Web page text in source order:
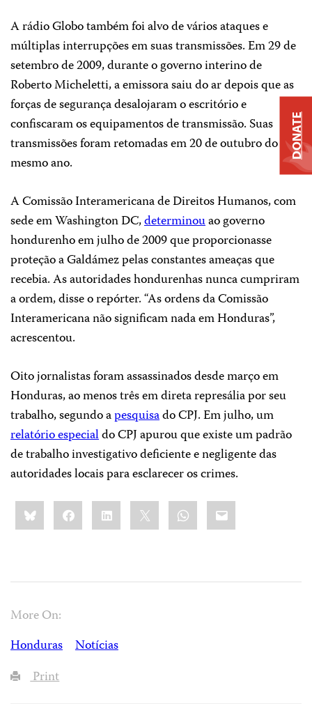
A rádio Globo também foi alvo de vários ataques e
múltiplas interrupções em suas transmissões. Em 29 de
setembro de 2009, durante o governo interino de
Roberto Micheletti, a emissora saiu do ar depois que as
forças de segurança desalojaram o escritório e
confiscaram os equipamentos de transmissão. Suas
transmissões foram retomadas em 20 de outubro do
mesmo ano.
A Comissão Interamericana de Direitos Humanos, com
sede em Washington DC,determinouao governo
hondurenho em julho de 2009 que proporcionasse
proteção a Galdámez pelas constantes ameaças que
recebia. As autoridades hondurenhas nunca cumpriram
a ordem, disse o repórter. “As ordens da Comissão
Interamericana não significam nada em Honduras”,
acrescentou.
Oito jornalistas foram assassinados desde março em
Honduras, ao menos três em direta represália por seu
trabalho, segundo apesquisado CPJ. Em julho, um
relatório especialdo CPJ apurou que existe um padrão
de trabalho investigativo deficiente e negligente das
autoridades locais para esclarecer os crimes.
Share
this:BlueskyFacebookLinkedIn WhatsApp
Email
More On:
Honduras
Notícias
Print
DONATE